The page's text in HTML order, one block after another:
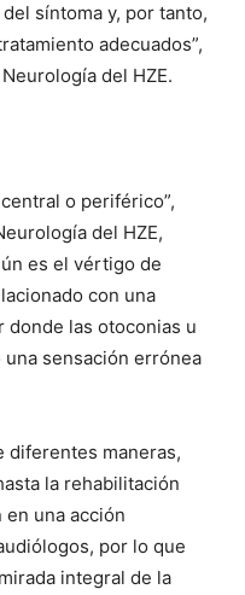
síntoma y, por tanto,
adecuados”,
del HZE.
o periférico”,
del HZE,
es el vértigo de
con una
las otoconias u
sensación errónea
diferentes maneras,
la rehabilitación
una acción
por lo que
integral de la